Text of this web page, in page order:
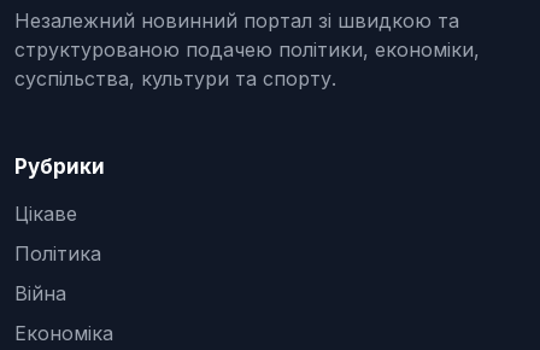
Незалежний новинний портал зі швидкою та
структурованою подачею політики, економіки,
суспільства, культури та спорту.
Рубрики
Цікаве
Політика
Війна
Економіка